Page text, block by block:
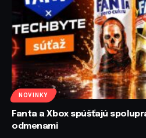
NOVINKY
Fanta a Xbox spúšťajú
odmenami